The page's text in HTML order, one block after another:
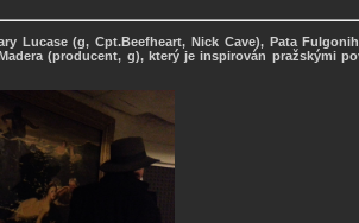
Lucase (g, Cpt.Beefheart, Nick Cave), Pata
(producent, g), který je inspirován pražskými